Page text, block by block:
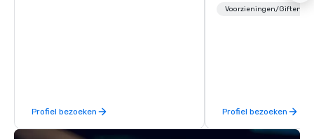
Profiel bezoeken
booth giveaways and
years of industry
commitment to
Voorzieningen/Giften
Profiel bezoeken